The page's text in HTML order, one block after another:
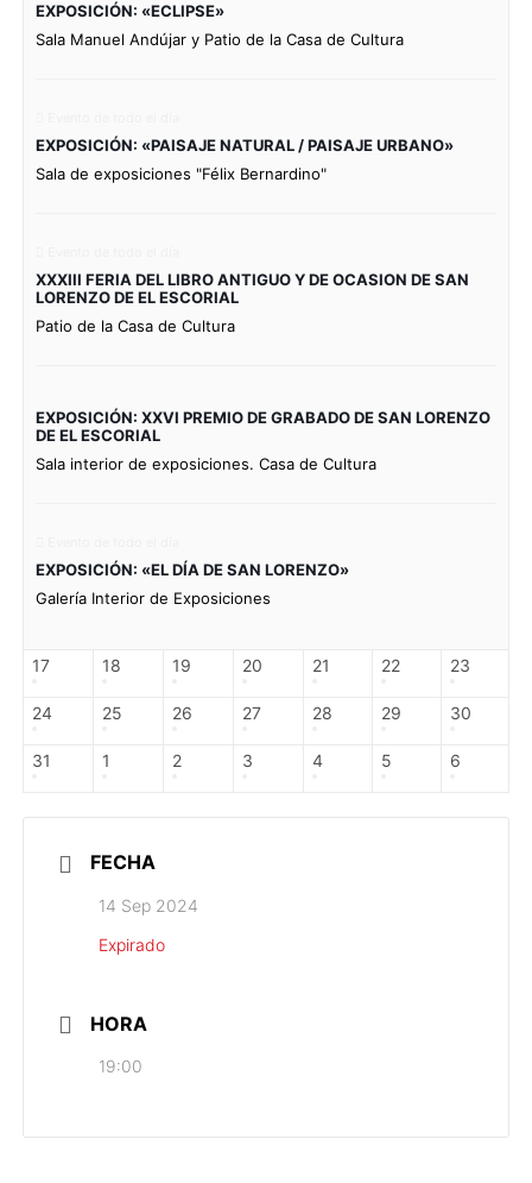
EXPOSICIÓN: «ECLIPSE»
Sala Manuel Andújar y Patio de la Casa de Cultura
EXPOSICIÓN: «PAISAJE NATURAL / PAISAJE URBANO»
Sala de exposiciones "Félix Bernardino"
XXXIII FERIA DEL LIBRO ANTIGUO Y DE OCASION DE SAN
LORENZO DE EL ESCORIAL
Patio de la Casa de Cultura
EXPOSICIÓN: XXVI PREMIO DE GRABADO DE SAN LORENZO
DE EL ESCORIAL
Sala interior de exposiciones. Casa de Cultura
EXPOSICIÓN: «EL DÍA DE SAN LORENZO»
Galería Interior de Exposiciones
17 18 19 20 21 22 23
24 25 26 27 28 29 30
31 1 2 3 4 5 6
FECHA
14 Sep 2024
Expirado
HORA
19:00